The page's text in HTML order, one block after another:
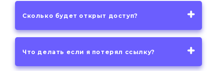
Сколько будет открыт доступ?
Что делать если я потерял ссылку?